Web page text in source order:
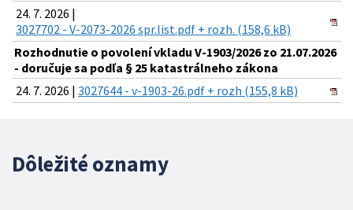
24. 7. 2026 |
3027702 - V-2073-2026 spr.list.pdf + rozh. (158,6 kB)
Rozhodnutie o povolení vkladu V-1903/2026 zo 21.07.2026
- doručuje sa podľa § 25 katastrálneho zákona
24. 7. 2026 | 3027644 - v-1903-26.pdf + rozh (155,8 kB)
Dôležité oznamy